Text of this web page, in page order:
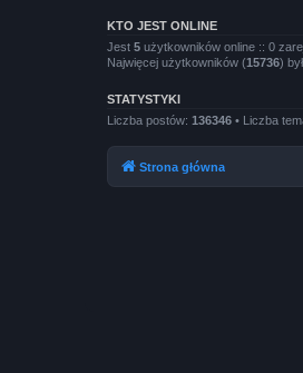
KTO JEST ONLINE
Jest 5 użytkowników online :: 0
Najwięcej użytkowników (15736)
STATYSTYKI
Liczba postów: 136346 • Liczba
Strona główna